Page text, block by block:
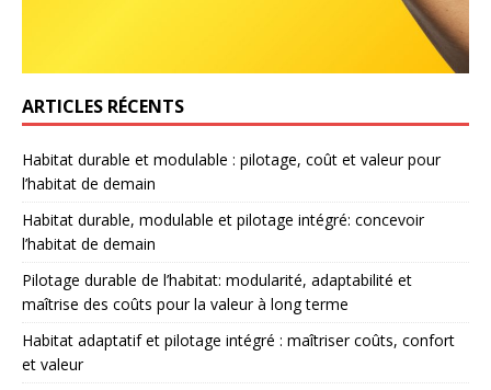
ARTICLES RÉCENTS
Habitat durable et modulable : pilotage, coût et valeur pour
l’habitat de demain
Habitat durable, modulable et pilotage intégré: concevoir
l’habitat de demain
Pilotage durable de l’habitat: modularité, adaptabilité et
maîtrise des coûts pour la valeur à long terme
Habitat adaptatif et pilotage intégré : maîtriser coûts, confort
et valeur